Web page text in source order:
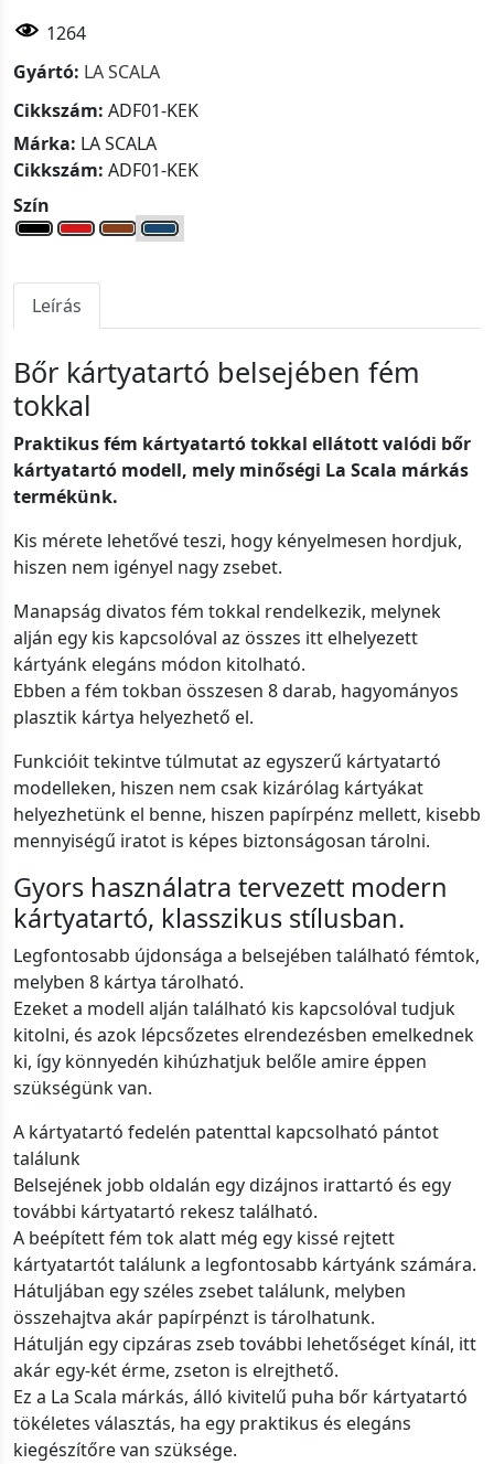
1264
Gyártó: LA SCALA
Cikkszám: ADF01-KEK
Márka: LA SCALA
Cikkszám: ADF01-KEK
Szín
Leírás
Bőr kártyatartó belsejében fém
tokkal
Praktikus fém kártyatartó tokkal ellátott valódi bőr
kártyatartó modell, mely minőségi La Scala márkás
termékünk.
Kis mérete lehetővé teszi, hogy kényelmesen hordjuk,
hiszen nem igényel nagy zsebet.
Manapság divatos fém tokkal rendelkezik, melynek
alján egy kis kapcsolóval az összes itt elhelyezett
kártyánk elegáns módon kitolható.
Ebben a fém tokban összesen 8 darab, hagyományos
plasztik kártya helyezhető el.
Funkcióit tekintve túlmutat az egyszerű kártyatartó
modelleken, hiszen nem csak kizárólag kártyákat
helyezhetünk el benne, hiszen papírpénz mellett, kisebb
mennyiségű iratot is képes biztonságosan tárolni.
Gyors használatra tervezett modern
kártyatartó, klasszikus stílusban.
Legfontosabb újdonsága a belsejében található fémtok,
melyben 8 kártya tárolható.
Ezeket a modell alján található kis kapcsolóval tudjuk
kitolni, és azok lépcsőzetes elrendezésben emelkednek
ki, így könnyedén kihúzhatjuk belőle amire éppen
szükségünk van.
A kártyatartó fedelén patenttal kapcsolható pántot
találunk
Belsejének jobb oldalán egy dizájnos irattartó és egy
további kártyatartó rekesz található.
A beépített fém tok alatt még egy kissé rejtett
kártyatartót találunk a legfontosabb kártyánk számára.
Hátuljában egy széles zsebet találunk, melyben
összehajtva akár papírpénzt is tárolhatunk.
Hátulján egy cipzáras zseb további lehetőséget kínál, itt
akár egy-két érme, zseton is elrejthető.
Ez a La Scala márkás, álló kivitelű puha bőr kártyatartó
tökéletes választás, ha egy praktikus és elegáns
kiegészítőre van szüksége.